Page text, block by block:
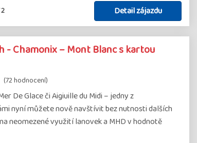
Detail zájazdu
- Chamonix – Mont Blanc s kartou
(72 hodnocení)
De Glace či Aigiuille du Midi – jedny z
nyní můžete nově navštívit bez nutnosti dalších
neomezené využití lanovek a MHD v hodnotě